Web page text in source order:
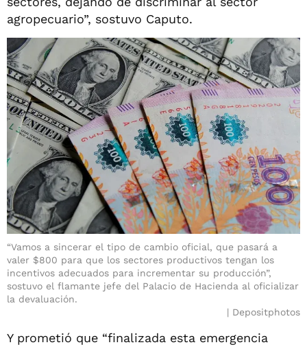
agropecuario”, sostuvo Caputo.
“Vamos a sincerar el tipo de cambio oficial, que pasará a
valer $800 para que los sectores productivos tengan los
incentivos adecuados para incrementar su producción”,
sostuvo el flamante jefe del Palacio de Hacienda al oficializar
la devaluación.
Depositphotos
Y prometió que “finalizada esta emergencia